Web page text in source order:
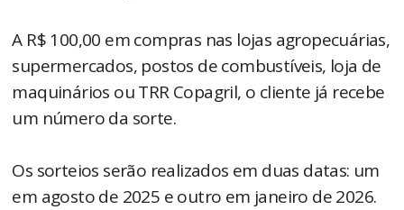
A R$ 100,00 em compras nas lojas agropecuárias,
supermercados, postos de combustíveis, loja de
maquinários ou TRR Copagril, o cliente já recebe
um número da sorte.
Os sorteios serão realizados em duas datas: um
em agosto de 2025 e outro em janeiro de 2026.